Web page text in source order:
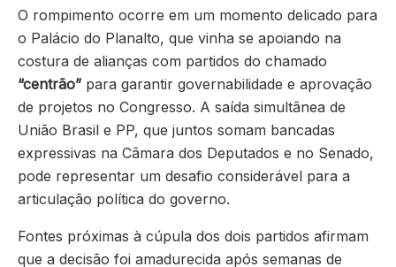
O rompimento ocorre em um momento delicado para
o Palácio do Planalto, que vinha se apoiando na
costura de alianças com partidos do chamado
“centrão” para garantir governabilidade e aprovação
de projetos no Congresso. A saída simultânea de
União Brasil e PP, que juntos somam bancadas
expressivas na Câmara dos Deputados e no Senado,
pode representar um desafio considerável para a
articulação política do governo.
Fontes próximas à cúpula dos dois partidos afirmam
que a decisão foi amadurecida após semanas de